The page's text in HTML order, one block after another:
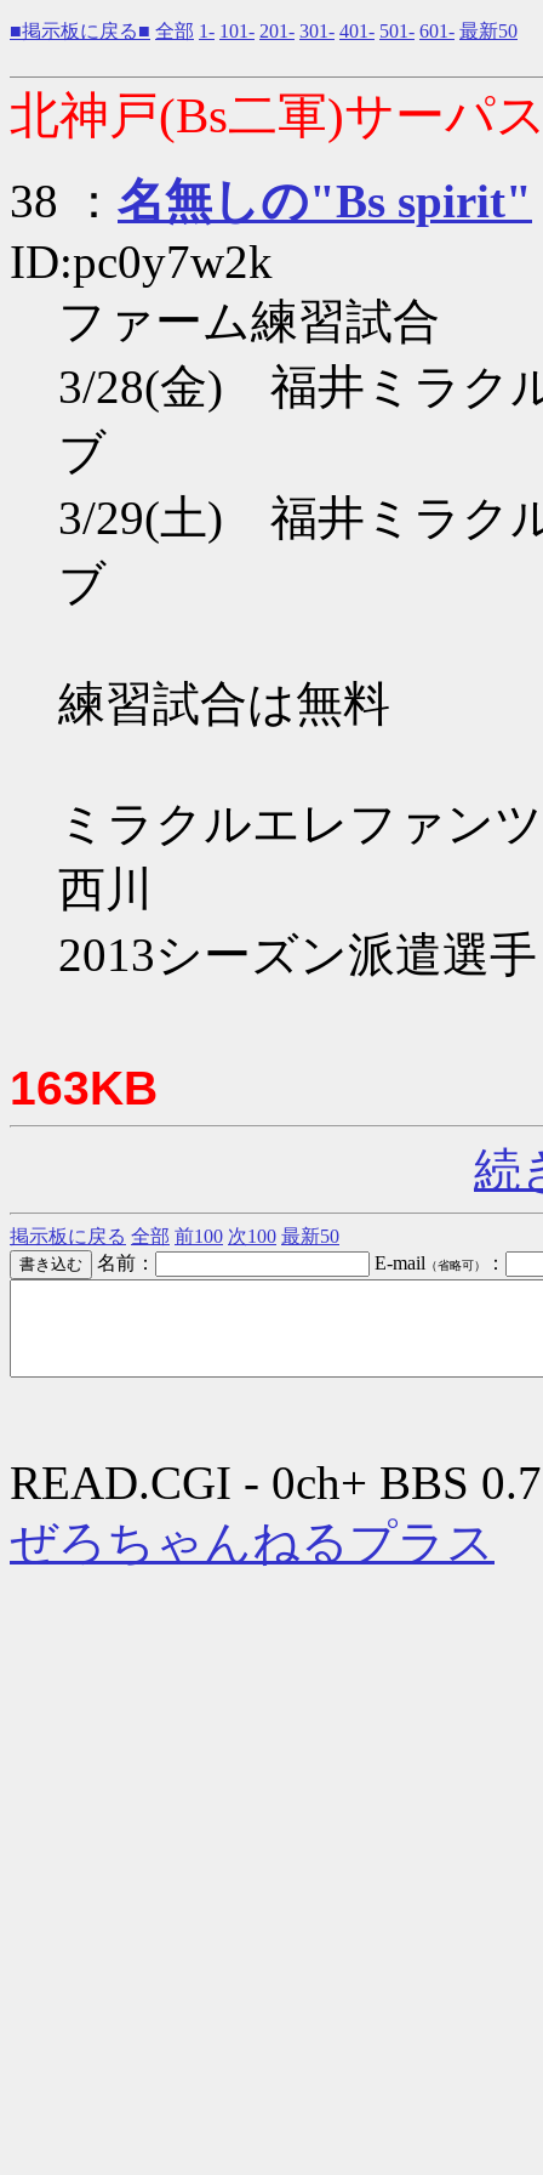
■掲示板に戻る■ 全部 1- 101- 201- 301- 401- 501- 601- 最新50
北神戸(Bs二軍)サーパ
38 ： 名無しの"Bs spirit"
ID:pc0y7w2k
ファーム練習試合
3/28(金) 福井ミラク
ブ
3/29(土) 福井ミラク
ブ
練習試合は無料
ミラクルエレファン
西川
2013シーズン派遣選
163KB
続
掲示板に戻る 全部 前100 次100 最新50
名前：
E-mail （省略可） ：
READ.CGI - 0ch+ BBS
ぜろちゃんねるプラス